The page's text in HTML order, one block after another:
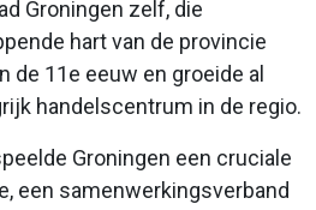
Groningen zelf, die
hart van de provincie
de 11e eeuw en groeide al
handelscentrum in de regio.
Groningen een cruciale
een samenwerkingsverband